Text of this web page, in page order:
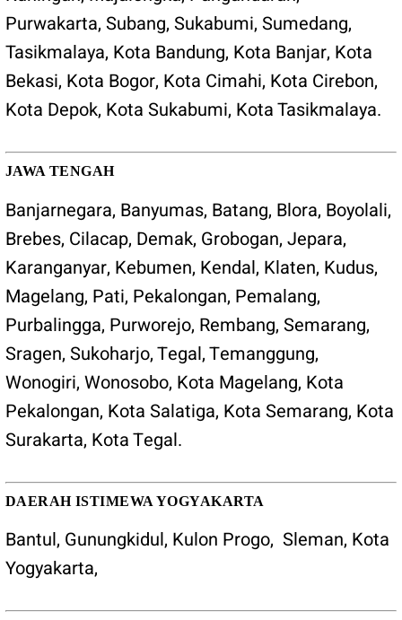
Purwakarta, Subang, Sukabumi, Sumedang,
Tasikmalaya, Kota Bandung, Kota Banjar, Kota
Bekasi, Kota Bogor, Kota Cimahi, Kota Cirebon,
Kota Depok, Kota Sukabumi, Kota Tasikmalaya.
JAWA TENGAH
Banjarnegara, Banyumas, Batang, Blora, Boyolali,
Brebes, Cilacap, Demak, Grobogan, Jepara,
Karanganyar, Kebumen, Kendal, Klaten, Kudus,
Magelang, Pati, Pekalongan, Pemalang,
Purbalingga, Purworejo, Rembang, Semarang,
Sragen, Sukoharjo,Tegal,Temanggung,
Wonogiri, Wonosobo, Kota Magelang, Kota
Pekalongan, Kota Salatiga, Kota Semarang, Kota
Surakarta, Kota Tegal.
DAERAH ISTIMEWA YOGYAKARTA
Bantul, Gunungkidul, Kulon Progo, Sleman, Kota
Yogyakarta,